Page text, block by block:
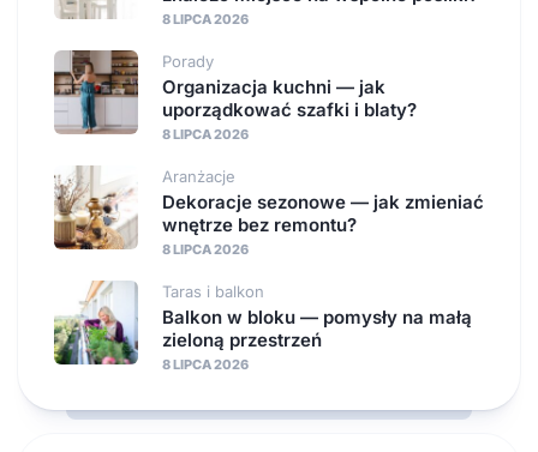
8 LIPCA 2026
Porady
Organizacja kuchni — jak
uporządkować szafki i blaty?
8 LIPCA 2026
Aranżacje
Dekoracje sezonowe — jak zmieniać
wnętrze bez remontu?
8 LIPCA 2026
Taras i balkon
Balkon w bloku — pomysły na małą
zieloną przestrzeń
8 LIPCA 2026